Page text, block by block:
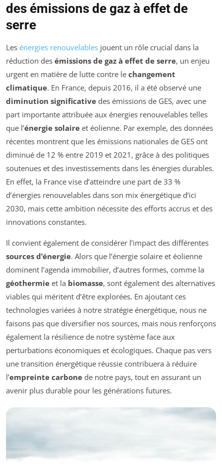
des émissions de gaz à effet de
serre
Les énergies renouvelables jouent un rôle crucial dans la
réduction des émissions de gaz à effet de serre, un enjeu
urgent en matière de lutte contre le changement
climatique. En France, depuis 2016, il a été observé une
diminution significative des émissions de GES, avec une
part importante attribuée aux énergies renouvelables telles
que l’énergie solaire et éolienne. Par exemple, des données
récentes montrent que les émissions nationales de GES ont
diminué de 12 % entre 2019 et 2021, grâce à des politiques
soutenues et des investissements dans les énergies durables.
En effet, la France vise d’atteindre une part de 33 %
d’énergies renouvelables dans son mix énergétique d’ici
2030, mais cette ambition nécessite des efforts accrus et des
innovations constantes.
Il convient également de considérer l’impact des différentes
sources d’énergie. Alors que l’énergie solaire et éolienne
dominent l’agenda immobilier, d’autres formes, comme la
géothermie et la biomasse, sont également des alternatives
viables qui méritent d’être explorées. En ajoutant ces
technologies variées à notre stratégie énergétique, nous ne
faisons pas que diversifier nos sources, mais nous renforçons
également la résilience de notre système face aux
perturbations économiques et écologiques. Chaque pas vers
une transition énergétique réussie contribuera à réduire
l’empreinte carbone de notre pays, tout en assurant un
avenir plus durable pour les générations futures.